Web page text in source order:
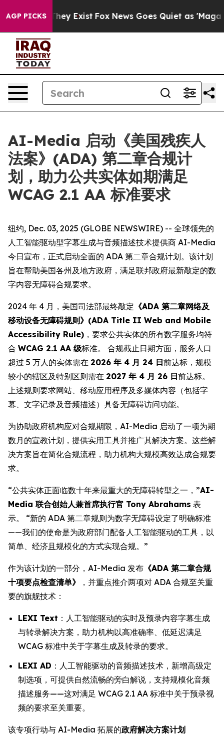
AGP PICKS
Proof They Exist Fox News Goes Quiet as 'Maga
AI-Media 启动《美国残疾人
法案》(ADA) 第二章合规计
划，助力公共实体如期满足
WCAG 2.1 AA 标准要求
纽约, Dec. 03, 2025 (GLOBE NEWSWIRE) -- 全球领先的
人工智能驱动型字幕生成与音频描述技术提供商 AI-Media
今日宣布，正式启动全面的 ADA 第二章合规计划。该计划
旨在帮助美国各州及地方政府，满足联邦政府最新敲定的数
字内容无障碍合规要求。
2024 年 4 月，美国司法部最终敲定 《ADA 第二章网络及
移动设备无障碍规则》(ADA Title II Web and Mobile
Accessibility Rule) ，要求公共实体的所有数字服务均符
合 WCAG 2.1 AA 级标准。 合规截止日期方面，服务人口
超过 5 万人的实体需在 2026 年 4 月 24 日前达标，规模
较小的辖区及特别区则需在 2027 年 4 月 26 日前达标。
上述规则要求网站、移动应用程序及多媒体内容（包括字
幕、文字记录及音频描述）具备无障碍访问功能。
为协助政府机构应对合规期限，AI-Media 启动了一项为期
数月的宣教计划，提供实用工具并推广其解决方案。这些解
决方案旨在简化合规流程，助力机构大规模高效达成合规要
求。
“公共实体正面临数十年来最重大的无障碍转型之一，”AI-
Media 联合创始人兼首席执行官 Tony Abrahams 表
示。 “新的 ADA 第二章规则为数字无障碍设定了明确标准
——我们的使命是为政府部门配备人工智能驱动的工具，以
简单、经济且规模化的方式实现合规。”
作为该计划的一部分，AI-Media 发布 《ADA 第二章合规
十项要点检查清单》
，并重点推介两项对 ADA 合规至关重
要的旗舰技术：
LEXI Text ：人工智能驱动的实时及预录内容字幕生成
与转录解决方案，助力机构以高准确率、低延迟满足
WCAG 标准中关于字幕生成及转录的要求。
LEXI AD ：人工智能驱动的音频描述技术，新增高级定
制选项，可提供自然流畅的旁白解说，支持规模化音频
描述服务——这对满足 WCAG 2.1 AA 标准中关于预录视
频的要求至关重要。
该专项行动与 AI-Media 拓展的政府解决方案计划